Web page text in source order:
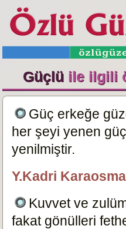
Güçlü ile ilgili
Güç erkeğe
her şeyi yenen
yenilmiştir.
Y.Kadri
Kuvvet ve
fakat gönülleri